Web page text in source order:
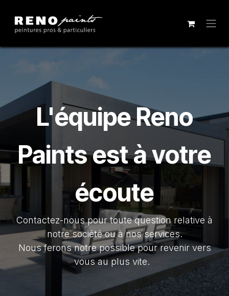
L'équipe Reno
Paints est à votre
écoute
Contactez-nous pour toute question relative à
notre société ou à nos services.
Nous ferons notre possible pour revenir vers
vous au plus vite.